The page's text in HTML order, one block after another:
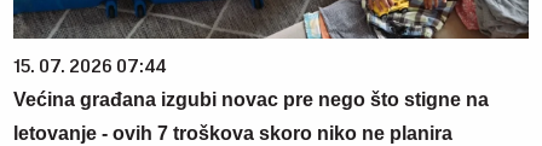
15. 07. 2026 07:44
Većina građana izgubi novac pre nego što stigne na
letovanje - ovih 7 troškova skoro niko ne planira